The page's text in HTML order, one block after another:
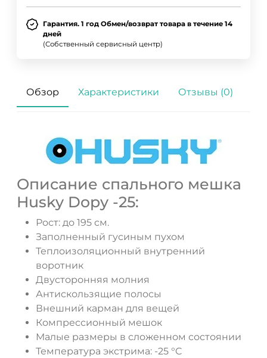
Гарантия. 1 год Обмен/возврат товара в течение 14
дней
(Собственный сервисный центр)
Обзор Характеристики Отзывы (0)
Описание спального мешка
Husky Dopy -25:
Рост: до 195 см.
Заполненный гусиным пухом
Теплоизоляционный внутренний
воротник
Двусторонняя молния
Антискользящие полосы
Внешний карман для вещей
Компрессионный мешок
Малые размеры в сложенном состоянии
Температура экстрима: -25 °C